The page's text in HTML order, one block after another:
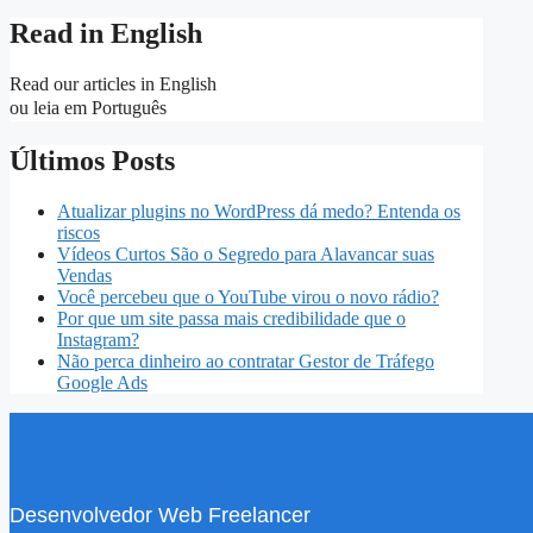
Read in English
Read our articles in English
ou leia em Português
Últimos Posts
Atualizar plugins no WordPress dá medo? Entenda os
riscos
Vídeos Curtos São o Segredo para Alavancar suas
Vendas
Você percebeu que o YouTube virou o novo rádio?
Por que um site passa mais credibilidade que o
Instagram?
Não perca dinheiro ao contratar Gestor de Tráfego
Google Ads
Desenvolvedor Web Freelancer